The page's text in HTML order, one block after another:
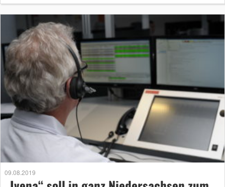
09.08.2019